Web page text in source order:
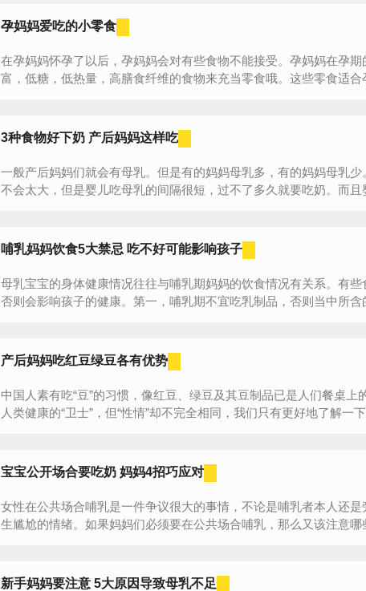
孕妈妈爱吃的小零食
在孕妈妈怀孕了以后，孕妈妈会对有些食物不能接受。孕妈妈在孕
富，低糖，低热量，高膳食纤维的食物来充当零食哦。这些零食适
3种食物好下奶 产后妈妈这样吃
一般产后妈妈们就会有母乳。但是有的妈妈母乳多，有的妈妈母乳
不会太大，但是婴儿吃母乳的间隔很短，过不了多久就要吃奶。而
哺乳妈妈饮食5大禁忌 吃不好可能影响孩子
母乳宝宝的身体健康情况往往与哺乳期妈妈的饮食情况有关系。有些
否则会影响孩子的健康。第一，哺乳期不宜吃乳制品，否则当中所
产后妈妈吃红豆绿豆各有优势
中国人素有吃“豆”的习惯，像红豆、绿豆及其豆制品已是人们餐桌上
人类健康的“卫士”，但“性情”却不完全相同，我们只有更好地了解一
宝宝公开场合要吃奶 妈妈4招巧应对
女性在公共场合哺乳是一件争议很大的事情，不论是哺乳者本人还
生尴尬的情绪。如果妈妈们必须要在公共场合哺乳，那么又该注意
新手妈妈要注意 5大原因导致母乳不足